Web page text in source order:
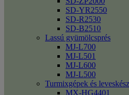
SD-YR2550
SD-R2530
SD-B2510
Lassú gyümölcsprés
MJ-L700
MJ-L501
MJ-L600
MJ-L500
Turmixgépek és
MX-HG4401